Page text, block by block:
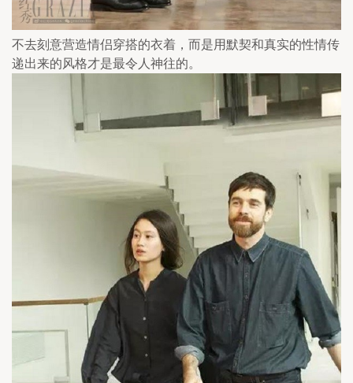
不去刻意营造情侣穿搭的衣着，而是用默契和真实的性情传
递出来的风格才是最令人神往的。